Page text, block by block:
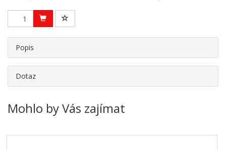
Popis
Dotaz
Mohlo by Vás zajímat